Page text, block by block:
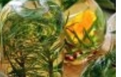
DOMU
ŻYCIE